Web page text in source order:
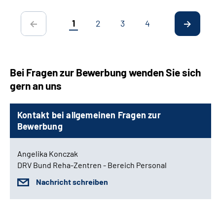
1 2 3 4
Bei Fragen zur Bewerbung wenden Sie sich
gern an uns
Kontakt bei allgemeinen Fragen zur
Bewerbung
Angelika Konczak
DRV Bund Reha-Zentren - Bereich Personal
Nachricht schreiben